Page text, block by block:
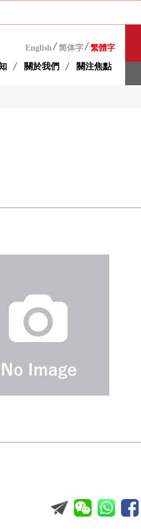
English 简体字 繁體字
關於我們 關注焦點